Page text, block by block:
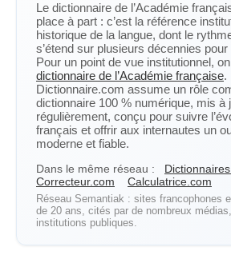
Le dictionnaire de l’Académie
place à part : c’est la référence
historique de la langue, dont le
s’étend sur plusieurs décennies
Pour un point de vue institutionnel,
dictionnaire de l’Académie française.
Dictionnaire.com assume un rôle
dictionnaire 100 % numérique, mis à
régulièrement, conçu pour suivre
français et offrir aux internautes un
moderne et fiable.
Dans le même réseau :
Correcteur.com
Calculatrice.com
Réseau Semantiak : sites francophones
de 20 ans, cités par de nombreux
institutions publiques.